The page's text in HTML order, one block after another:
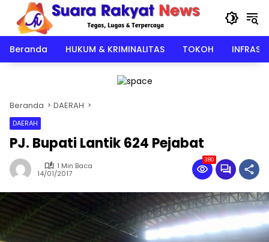
Langsung
konten
Beranda
HUKUM & KRIMINALITAS TOKOH
Beranda DAERAH
DAERAH
PJ. Bupati Lantik 624 Pejabat
1 Min Baca
14/01/2017
380